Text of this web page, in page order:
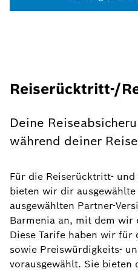
Reiserücktritt-/
Deine
während deiner Reise
Für die Reiserücktritt- und
bieten wir dir
ausgewählten Partner-
Barmenia an, mit dem wir
Diese Tarife haben wir
sowie Preiswürdigkeits-
vorausgewählt. Sie bieten